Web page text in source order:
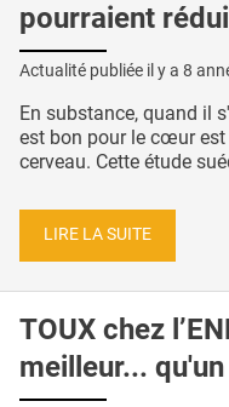
pourraient
Actualité publiée il y a 8
En substance, quand il
est bon pour le cœur
cerveau. Cette étude
LIRE LA SUITE
TOUX chez
meilleur...